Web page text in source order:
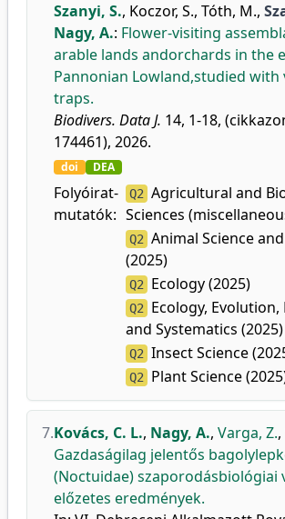
Szanyi, S., Koczor, S., Tóth, M.,
Nagy, A.: Flower-visiting
arable lands andorchards in the
Pannonian Lowland,studied with
traps.
Biodivers. Data J. 14, 1-18,
174461), 2026.
doi DEA
Folyóirat-
mutatók:
Q2 Agricultural and
Sciences
Q2 Animal Science
(2025)
Q2 Ecology (2025)
Q2 Ecology, Evolution,
and Systematics (2025)
Q2 Insect Science
Q2 Plant Science
7.Kovács, C. L., Nagy, A., Varga, Z.,
Gazdaságilag jelentős
(Noctuidae) szaporodásbiológiai
előzetes eredmények.